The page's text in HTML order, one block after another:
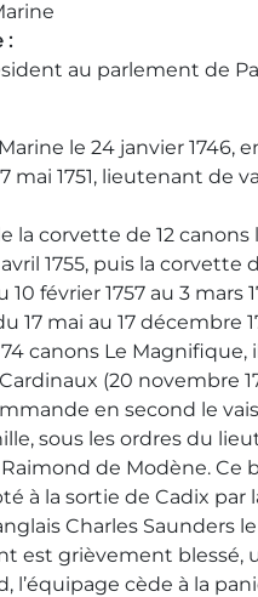
:
au parlement de
le 24 janvier 1746,
mai 1751, lieutenant de
la corvette de 12 canons
1755, puis la corvette
février 1757 au 3 mars
17 mai au 17 décembre
canons Le Magnifique,
(20 novembre
en second le
sous les ordres du
de Modène. Ce
à la sortie de Cadix par
Charles Saunders le
est grièvement blessé,
l’équipage cède à la